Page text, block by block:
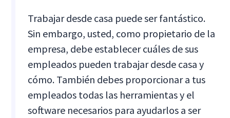
Trabajar desde casa puede ser fantástico.
Sin embargo, usted, como propietario de la
empresa, debe establecer cuáles de sus
empleados pueden trabajar desde casa y
cómo. También debes proporcionar a tus
empleados todas las herramientas y el
software necesarios para ayudarlos a ser